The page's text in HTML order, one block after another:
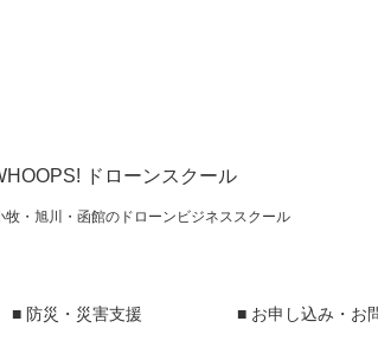
ドローンスクール
牧・旭川・函館のドローンビジネススクール
■ 防災・災害支援 ■ お申し込み・お